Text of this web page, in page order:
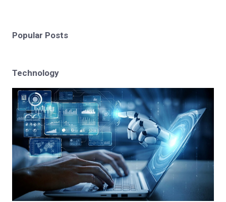
Popular Posts
Technology